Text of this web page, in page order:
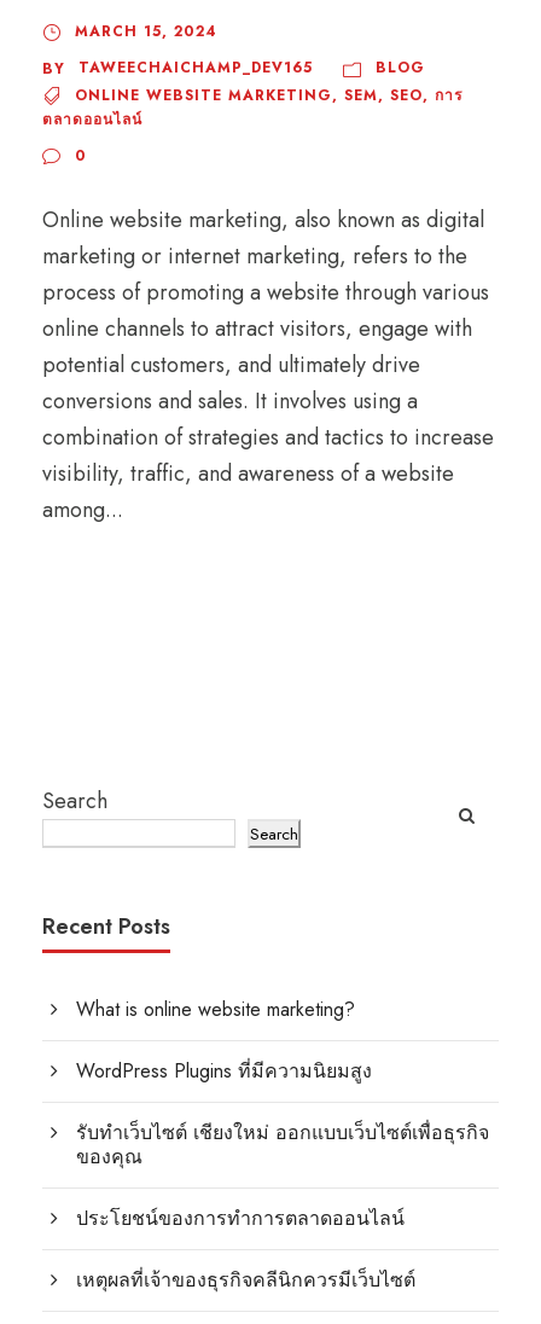
MARCH 15, 2024
BY
TAWEECHAICHAMP_DEV165
BLOG
ONLINE WEBSITE MARKETING, SEM, SEO, การ
ตลาดออนไลน์
0
Online website marketing, also known as digital
marketing or internet marketing, refers to the
process of promoting a website through various
online channels to attract visitors, engage with
potential customers, and ultimately drive
conversions and sales. It involves using a
combination of strategies and tactics to increase
visibility, traffic, and awareness of a website
among...
Search
Search
Recent Posts
What is online website marketing?
WordPress Plugins ที่มีความนิยมสูง
รับทำเว็บไซต์ เชียงใหม่ ออกแบบเว็บไซต์เพื่อธุรกิจ
ของคุณ
ประโยชน์ของการทำการตลาดออนไลน์
เหตุผลที่เจ้าของธุรกิจคลีนิกควรมีเว็บไซต์